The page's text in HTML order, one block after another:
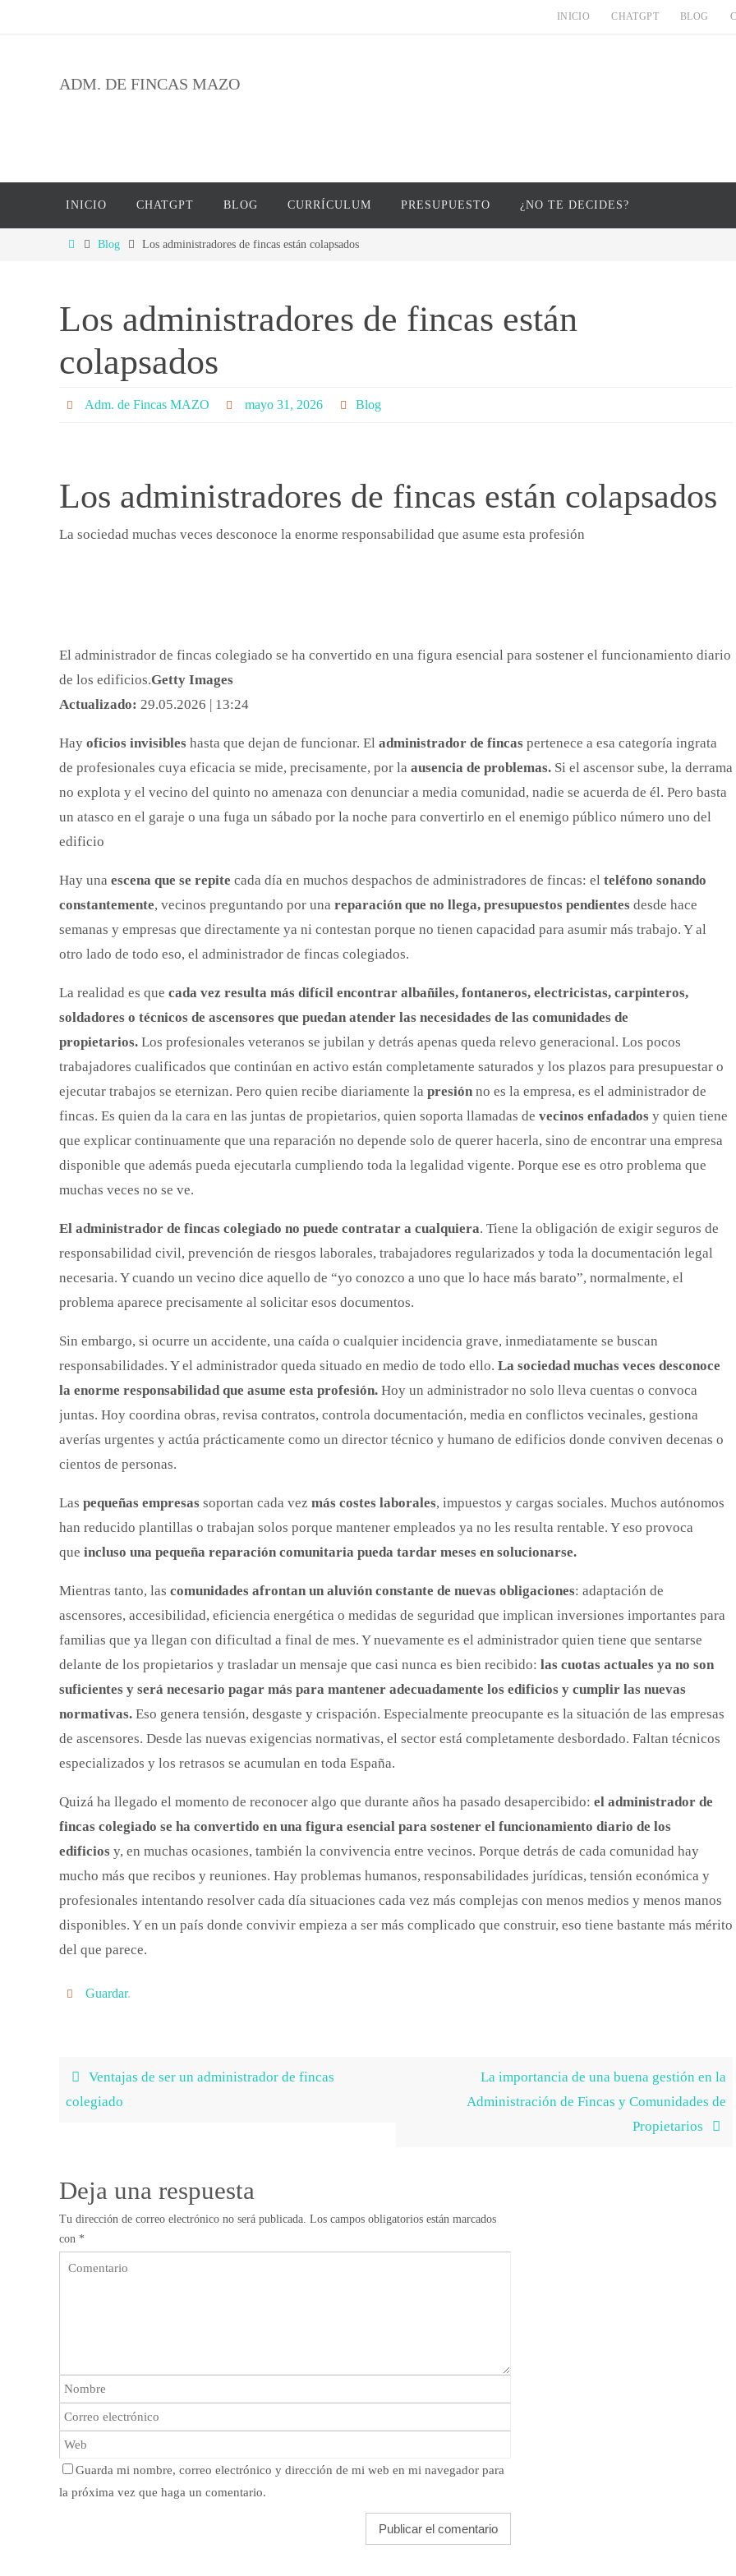
INICIO CHATGPT BLOG
ADM. DE FINCAS MAZO
INICIO CHATGPT BLOG CURRÍCULUM PRESUPUESTO ¿NO TE DECIDES?
InicioBlog Los administradores de fincas están colapsados
Los administradores de fincas están
colapsados
Adm. de Fincas MAZO mayo 31, 2026 Blog
Los administradores de fincas están colapsados
La sociedad muchas veces desconoce la enorme responsabilidad que asume esta profesión
El administrador de fincas colegiado se ha convertido en una figura esencial para sostener el funcionamiento diario
de los edificios.Getty Images
Actualizado: 29.05.2026 | 13:24
Hay oficios invisibles hasta que dejan de funcionar. El administrador de fincas pertenece a esa categoría ingrata
de profesionales cuya eficacia se mide, precisamente, por la ausencia de problemas. Si el ascensor sube, la derrama
no explota y el vecino del quinto no amenaza con denunciar a media comunidad, nadie se acuerda de él. Pero basta
un atasco en el garaje o una fuga un sábado por la noche para convertirlo en el enemigo público número uno del
edificio
Hay una escena que se repite cada día en muchos despachos de administradores de fincas: el teléfono sonando
constantemente, vecinos preguntando por una reparación que no llega, presupuestos pendientes desde hace
semanas y empresas que directamente ya ni contestan porque no tienen capacidad para asumir más trabajo. Y al
otro lado de todo eso, el administrador de fincas colegiados.
La realidad es que cada vez resulta más difícil encontrar albañiles, fontaneros, electricistas, carpinteros,
soldadores o técnicos de ascensores que puedan atender las necesidades de las comunidades de
propietarios. Los profesionales veteranos se jubilan y detrás apenas queda relevo generacional. Los pocos
trabajadores cualificados que continúan en activo están completamente saturados y los plazos para presupuestar o
ejecutar trabajos se eternizan. Pero quien recibe diariamente la presión no es la empresa, es el administrador de
fincas. Es quien da la cara en las juntas de propietarios, quien soporta llamadas de vecinos enfadados y quien tiene
que explicar continuamente que una reparación no depende solo de querer hacerla, sino de encontrar una empresa
disponible que además pueda ejecutarla cumpliendo toda la legalidad vigente. Porque ese es otro problema que
muchas veces no se ve.
El administrador de fincas colegiado no puede contratar a cualquiera. Tiene la obligación de exigir seguros de
responsabilidad civil, prevención de riesgos laborales, trabajadores regularizados y toda la documentación legal
necesaria. Y cuando un vecino dice aquello de “yo conozco a uno que lo hace más barato”, normalmente, el
problema aparece precisamente al solicitar esos documentos.
Sin embargo, si ocurre un accidente, una caída o cualquier incidencia grave, inmediatamente se buscan
responsabilidades. Y el administrador queda situado en medio de todo ello. La sociedad muchas veces desconoce
la enorme responsabilidad que asume esta profesión. Hoy un administrador no solo lleva cuentas o convoca
juntas. Hoy coordina obras, revisa contratos, controla documentación, media en conflictos vecinales, gestiona
averías urgentes y actúa prácticamente como un director técnico y humano de edificios donde conviven decenas o
cientos de personas.
Las pequeñas empresas soportan cada vez más costes laborales, impuestos y cargas sociales. Muchos autónomos
han reducido plantillas o trabajan solos porque mantener empleados ya no les resulta rentable. Y eso provoca
que incluso una pequeña reparación comunitaria pueda tardar meses en solucionarse.
Mientras tanto, las comunidades afrontan un aluvión constante de nuevas obligaciones: adaptación de
ascensores, accesibilidad, eficiencia energética o medidas de seguridad que implican inversiones importantes para
familias que ya llegan con dificultad a final de mes. Y nuevamente es el administrador quien tiene que sentarse
delante de los propietarios y trasladar un mensaje que casi nunca es bien recibido: las cuotas actuales ya no son
suficientes y será necesario pagar más para mantener adecuadamente los edificios y cumplir las nuevas
normativas. Eso genera tensión, desgaste y crispación. Especialmente preocupante es la situación de las empresas
de ascensores. Desde las nuevas exigencias normativas, el sector está completamente desbordado. Faltan técnicos
especializados y los retrasos se acumulan en toda España.
Quizá ha llegado el momento de reconocer algo que durante años ha pasado desapercibido: el administrador de
fincas colegiado se ha convertido en una figura esencial para sostener el funcionamiento diario de los
edificios y, en muchas ocasiones, también la convivencia entre vecinos. Porque detrás de cada comunidad hay
mucho más que recibos y reuniones. Hay problemas humanos, responsabilidades jurídicas, tensión económica y
profesionales intentando resolver cada día situaciones cada vez más complejas con menos medios y menos manos
disponibles. Y en un país donde convivir empieza a ser más complicado que construir, eso tiene bastante más mérito
del que parece.
Guardar.
Ventajas de ser un administrador de fincas
colegiado
La importancia de una buena gestión en la
Administración de Fincas y Comunidades de
Propietarios
Deja una respuesta
Tu dirección de correo electrónico no será publicada. Los campos obligatorios están marcados
con *
Guarda mi nombre, correo electrónico y dirección de mi web en mi navegador para
la próxima vez que haga un comentario.